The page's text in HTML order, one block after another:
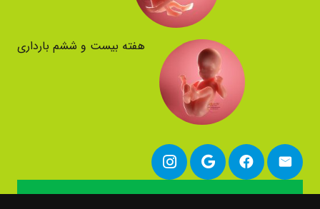
هفته بیست و ششم بارداری